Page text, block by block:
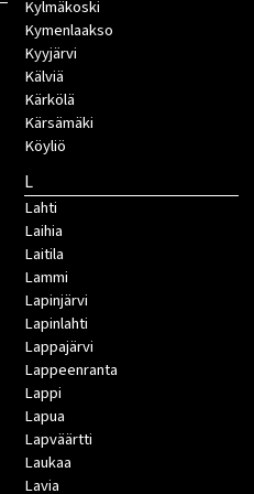
Kylmäkoski
Kymenlaakso
Kyyjärvi
Kälviä
Kärkölä
Kärsämäki
Köyliö
L
Lahti
Laihia
Laitila
Lammi
Lapinjärvi
Lapinlahti
Lappajärvi
Lappeenranta
Lappi
Lapua
Lapväärtti
Laukaa
Lavia